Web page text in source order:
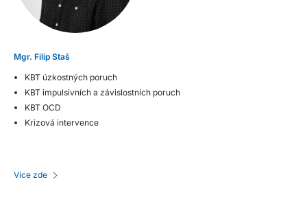
Mgr. Filip Staš
KBT úzkostných poruch
KBT impulsivních a závislostních poruch
KBT OCD
Krizová intervence
Více zde